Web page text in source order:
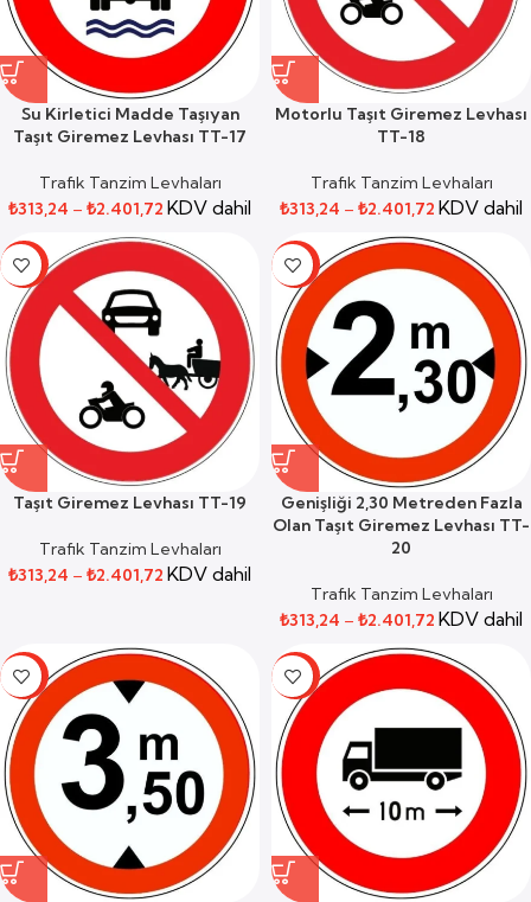
Su Kirletici Madde Taşıyan
Taşıt Giremez Levhası TT-17
Trafik Tanzim Levhaları
₺313,24 – ₺2.401,72 KDV dahil
Motorlu Taşıt Giremez Levhası
TT-18
Trafik Tanzim Levhaları
₺313,24 – ₺2.401,72 KDV dahil
-59%
Taşıt Giremez Levhası TT-19
Trafik Tanzim Levhaları
₺313,24 – ₺2.401,72 KDV dahil
-59%
Genişliği 2,30 Metreden Fazla
Olan Taşıt Giremez Levhası TT-
20
Trafik Tanzim Levhaları
₺313,24 – ₺2.401,72 KDV dahil
-59% -59%